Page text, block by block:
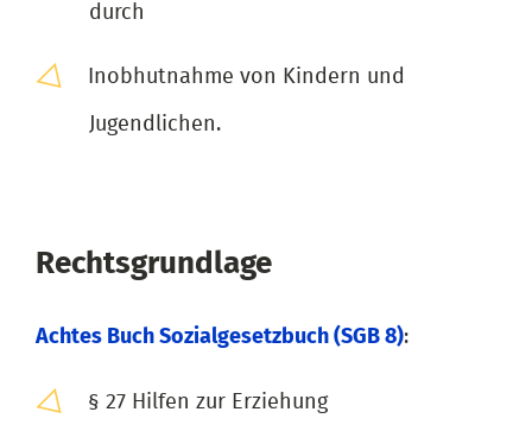
durch
Inobhutnahme von Kindern und
Jugendlichen.
Rechtsgrundlage
Achtes Buch Sozialgesetzbuch (SGB 8):
§ 27 Hilfen zur Erziehung